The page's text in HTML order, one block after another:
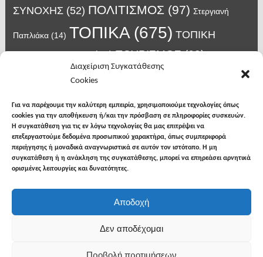
Διαχείριση Συγκατάθεσης
Cookies
Για να παρέχουμε την καλύτερη εμπειρία, χρησιμοποιούμε τεχνολογίες όπως
cookies για την αποθήκευση ή/και την πρόσβαση σε πληροφορίες συσκευών.
Η συγκατάθεση για τις εν λόγω τεχνολογίες θα μας επιτρέψει να
επεξεργαστούμε δεδομένα προσωπικού χαρακτήρα, όπως συμπεριφορά
περιήγησης ή μοναδικά αναγνωριστικά σε αυτόν τον ιστότοπο. Η μη
συγκατάθεση ή η ανάκληση της συγκατάθεσης, μπορεί να επηρεάσει αρνητικά
ορισμένες λειτουργίες και δυνατότητες.
Αποδοχή
Δεν αποδέχομαι
Προβολή προτιμήσεων
ΣΥΝΟΧΗΣ(52) ΠΟΛΙΤΙΣΜΟΣ (97) Στεργιανή
Παπλιάκα(14) ΤΟΠΙΚΑ(675) ΤΟΠΙΚΗ
ΑΥΤΟΔΙΟΙΚΗΣΗ(45) ΤΟΥΡΙΣΜΟΣ(63)
(14) Χατζηβασιλειου
κρούσματα κορονοϊού(18) λαϊκή Νιγρίτας(13) νοσοκομείο Σερρών
σπυροπουλος(7) υγεια(148)
Copyright © 2026Φωνή της Βισαλτίας